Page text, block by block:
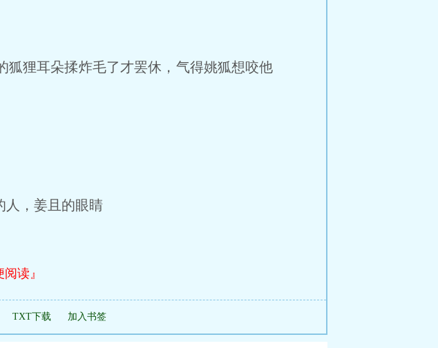
狸耳朵揉炸毛了才罢休，气得姚狐想咬他
，姜且的眼睛
读』
TXT下载 加入书签